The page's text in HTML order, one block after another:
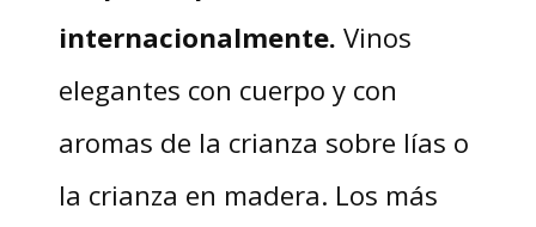
internacionalmente. Vinos
elegantes con cuerpo y con
aromas de la crianza sobre lías o
la crianza en madera. Los más